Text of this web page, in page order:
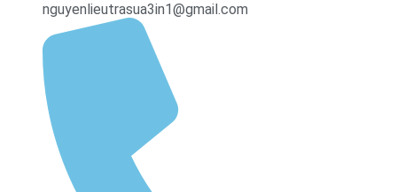
nguyenlieutrasua3in1@gmail.com